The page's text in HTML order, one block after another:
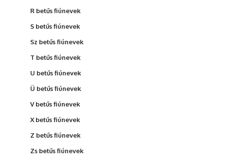
R betűs fiúnevek
S betűs fiúnevek
Sz betűs fiúnevek
T betűs fiúnevek
U betűs fiúnevek
Ü betűs fiúnevek
V betűs fiúnevek
X betűs fiúnevek
Z betűs fiúnevek
Zs betűs fiúnevek